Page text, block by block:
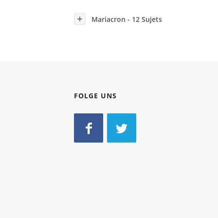
Mariacron - 12 Sujets
FOLGE UNS